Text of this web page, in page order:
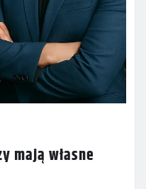
mają własne